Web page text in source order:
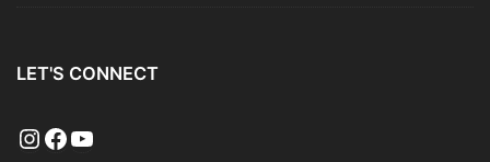
LET'S CONNECT